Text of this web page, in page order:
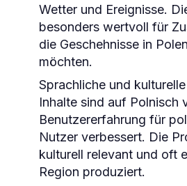
Wetter und Ereignisse.
besonders wertvoll für
die Geschehnisse in
möchten.
Sprachliche und
Inhalte sind auf Polnisch
Benutzererfahrung für
Nutzer verbessert. Die
kulturell relevant und oft
Region produziert.